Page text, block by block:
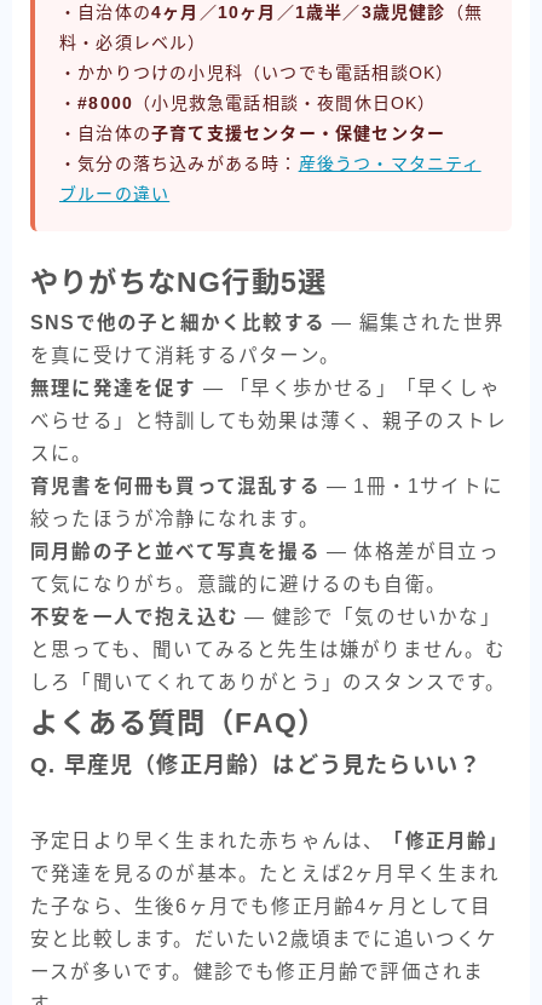
・自治体の4ヶ月／10ヶ月／1歳半／3歳児健診
（無
料・必須レベル）
・かかりつけの小児科（いつでも電話相談OK）
・#8000 （小児救急電話相談・夜間休日OK）
・自治体の子育て支援センター・保健センター
・気分の落ち込みがある時： 産後うつ・マタニティ
ブルーの違い
やりがちなNG行動5選
SNSで他の子と細かく比較する — 編集された世界
を真に受けて消耗するパターン。
無理に発達を促す — 「早く歩かせる」「早くしゃ
べらせる」と特訓しても効果は薄く、親子のストレ
スに。
育児書を何冊も買って混乱する — 1冊・1サイトに
絞ったほうが冷静になれます。
同月齢の子と並べて写真を撮る — 体格差が目立っ
て気になりがち。意識的に避けるのも自衛。
不安を一人で抱え込む — 健診で「気のせいかな」
と思っても、聞いてみると先生は嫌がりません。む
しろ「聞いてくれてありがとう」のスタンスです。
よくある質問（FAQ）
Q. 早産児（修正月齢）はどう見たらいい？
予定日より早く生まれた赤ちゃんは、
「修正月齢」
で発達を見るのが基本。たとえば2ヶ月早く生まれ
た子なら、生後6ヶ月でも修正月齢4ヶ月として目
安と比較します。だいたい2歳頃までに追いつくケ
ースが多いです。健診でも修正月齢で評価されま